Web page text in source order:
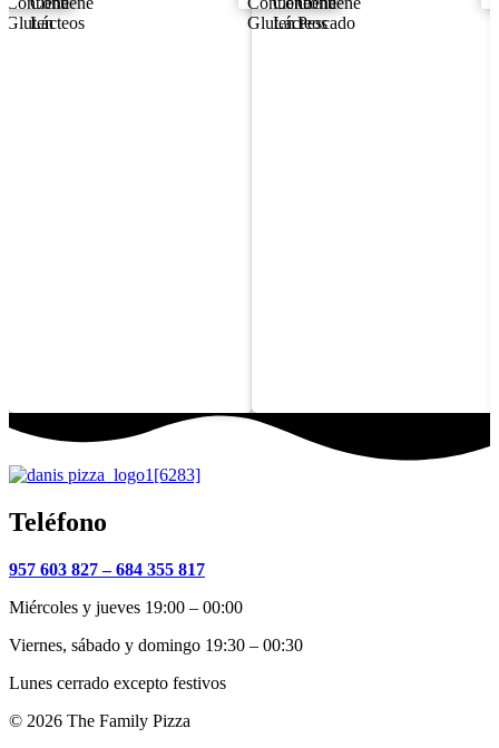
PIZZA ANDALUZA PIZZA TOMATA
Teléfono
957 603 827 –684 355 817
Miércoles y jueves 19:00 – 00:00
Viernes, sábado y domingo 19:30 – 00:30
Lunes cerrado excepto festivos
© 2026 The Family Pizza